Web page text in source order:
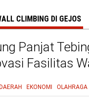
CLIMBING DI GEJOS
Panjat
Fasilitas
DAERAH EKONOMI OLAHRAGA